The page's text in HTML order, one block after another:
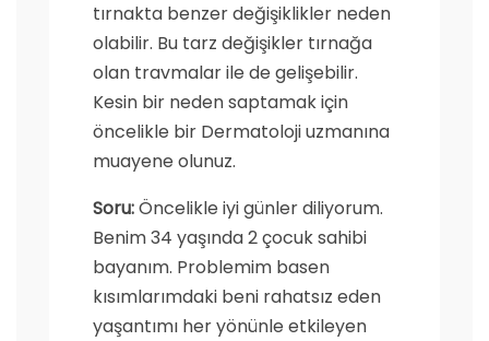
tırnakta benzer değişiklikler neden
olabilir. Bu tarz değişikler tırnağa
olan travmalar ile de gelişebilir.
Kesin bir neden saptamak için
öncelikle bir Dermatoloji uzmanına
muayene olunuz.
Soru:Öncelikle iyi günler diliyorum.
Benim 34 yaşında 2 çocuk sahibi
bayanım. Problemim basen
kısımlarımdaki beni rahatsız eden
yaşantımı her yönünle etkileyen